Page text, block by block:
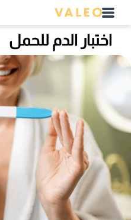
اختبار الدم للحمل